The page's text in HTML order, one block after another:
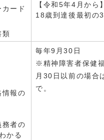
ード
類
【令和5年4月から】
18歳到達後最初の
報の
者の
かる
毎年9月30日
※精神障害者保健
月30日以前の場合
で。